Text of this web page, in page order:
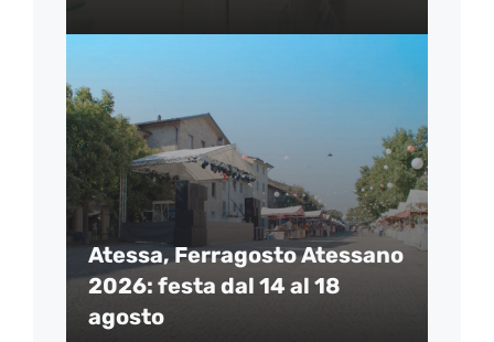
Atessa, Ferragosto Atessano
2026: festa dal 14 al 18
agosto